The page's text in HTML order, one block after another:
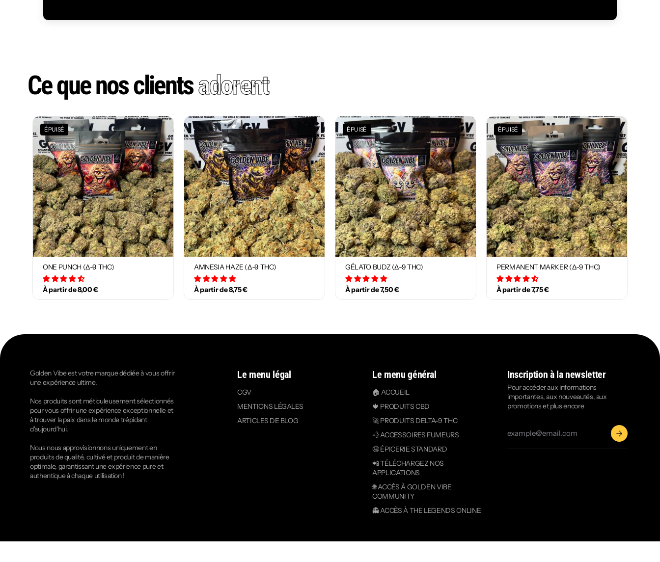
Ce que nos clientsadorent
ÉPUISÉ
ONE PUNCH (Δ-9 THC)
À partir de 8,00 €
AMNESIA HAZE (Δ-9 THC)
À partir de 8,75 €
ÉPUISÉ
GÉLATO BUDZ (Δ-9 THC)
À partir de 7,50 €
ÉPUISÉ
PERMANENT MARKER (Δ-9 THC)
À partir de 7,75 €
Golden Vibe est votre marque dédiée à vous offrir
une expérience ultime.
Nos produits sont méticuleusement sélectionnés
pour vous offrir une expérience exceptionnelle et
à trouver la paix dans le monde trépidant
d'aujourd'hui.
Nous nous approvisionnons uniquement en
produits de qualité, cultivé et produit de manière
optimale, garantissant une expérience pure et
authentique à chaque utilisation !
Le menu légal
CGV
MENTIONS LÉGALES
ARTICLES DE BLOG
Le menu général
🏠 ACCUEIL
🍁 PRODUITS CBD
🚀 PRODUITS DELTA-9 THC
💨 ACCESSOIRES FUMEURS
🤤 ÉPICERIE STANDARD
📲 TÉLÉCHARGEZ NOS
APPLICATIONS
🌐 ACCÈS À GOLDEN VIBE
COMMUNITY
👻 ACCÈS À THE LEGENDS ONLINE
Inscription à la newsletter
Pour accéder aux informations
importantes, aux nouveautés, aux
promotions et plus encore